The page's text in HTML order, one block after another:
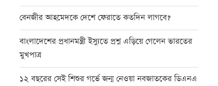
বেনজীর আহমেদকে দেশে ফেরাতে কতদিন লাগবে?
বাংলাদেশের প্রধানমন্ত্রী ইস্যুতে প্রশ্ন এড়িয়ে গেলেন ভারতের
মুখপাত্র
১২ বছরের সেই শিশুর গর্ভে জন্ম নেওয়া নবজাতকের ডিএনএ